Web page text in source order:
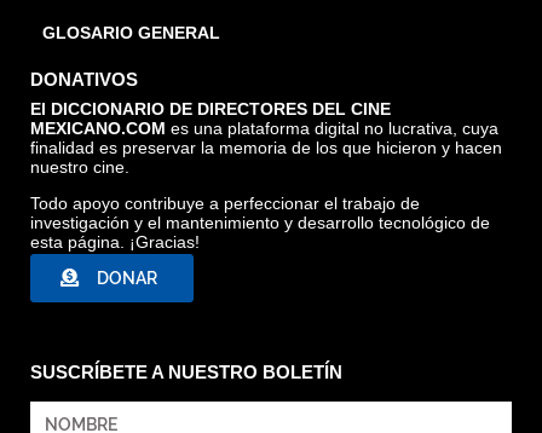
GLOSARIO GENERAL
DONATIVOS
El DICCIONARIO DE DIRECTORES DEL CINE
MEXICANO.COM es una plataforma digital no lucrativa, cuya
finalidad es preservar la memoria de los que hicieron y hacen
nuestro cine.
Todo apoyo contribuye a perfeccionar el trabajo de
investigación y el mantenimiento y desarrollo tecnológico de
esta página. ¡Gracias!
DONAR
SUSCRÍBETE A NUESTRO BOLETÍN